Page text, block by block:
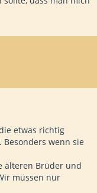
etwas richtig
wenn sie
älteren Brüder und
müssen nur